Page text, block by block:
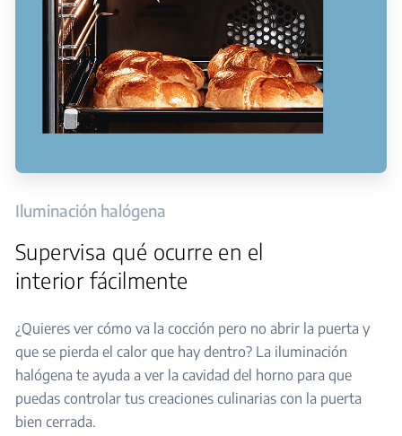
Iluminación halógena
Supervisa qué ocurre en el
interior fácilmente
¿Quieres ver cómo va la cocción pero no abrir la puerta y
que se pierda el calor que hay dentro? La iluminación
halógena te ayuda a ver la cavidad del horno para que
puedas controlar tus creaciones culinarias con la puerta
bien cerrada.